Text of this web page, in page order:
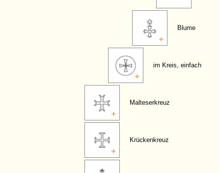
Blume
im Kreis, einfach
Malteserkreuz
Krückenkreuz